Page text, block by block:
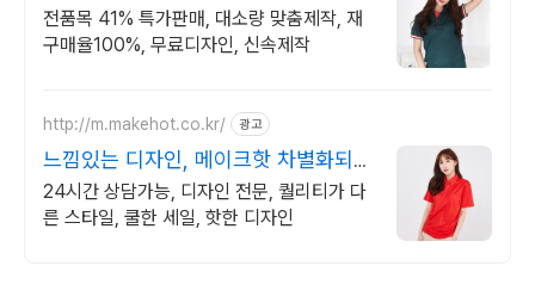
전통의 전문업체
전품목 41% 특가판매, 대소량 맞춤제작, 재
구매율100%, 무료디자인, 신속제작
http://m.makehot.co.kr/ 광고
느낌있는 디자인, 메이크핫 차별화되고
세련된 디자인!
24시간 상담가능, 디자인 전문, 퀄리티가 다
른 스타일, 쿨한 세일, 핫한 디자인